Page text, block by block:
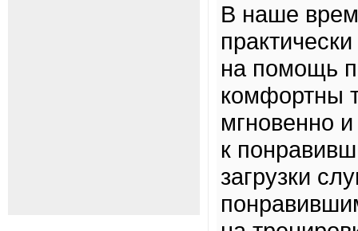
В наше
на помощь
комфортны
мгновенно
к
загрузки